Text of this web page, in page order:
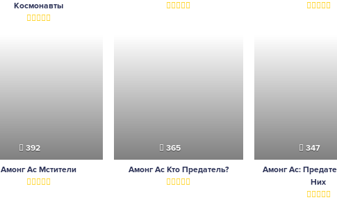
Космонавты
392
Амонг Ас Мстители
365
Амонг Ас Кто Предатель?
347
Амонг Ас:
Них